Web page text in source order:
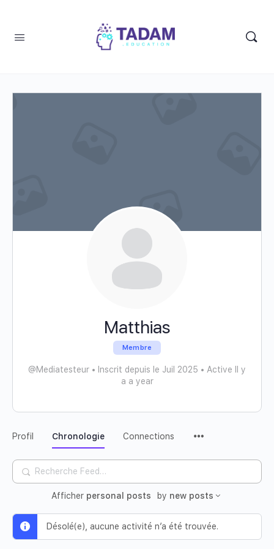
Matthias
Membre
@Mediatesteur • Inscrit depuis le Juil 2025 • Active Il y
a a year
Profil Chronologie Connections
Recherche
Feed…
Afficher personal posts by new posts
Désolé(e), aucune activité n’a été trouvée.